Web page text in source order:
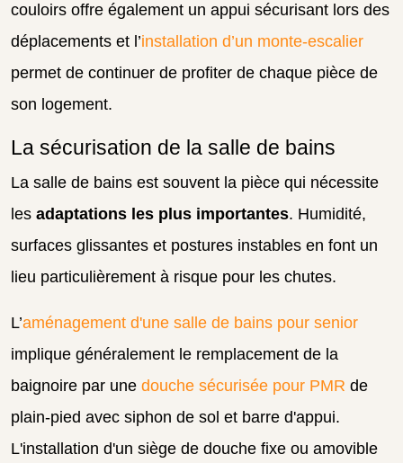
couloirs offre également un appui sécurisant lors des
déplacements et l’installation d’un monte-escalier
permet de continuer de profiter de chaque pièce de
son logement.
La sécurisation de la salle de bains
La salle de bains est souvent la pièce qui nécessite
les adaptations les plus importantes. Humidité,
surfaces glissantes et postures instables en font un
lieu particulièrement à risque pour les chutes.
L’aménagement d'une salle de bains pour senior
implique généralement le remplacement de la
baignoire par une douche sécurisée pour PMR de
plain-pied avec siphon de sol et barre d'appui.
L'installation d'un siège de douche fixe ou amovible